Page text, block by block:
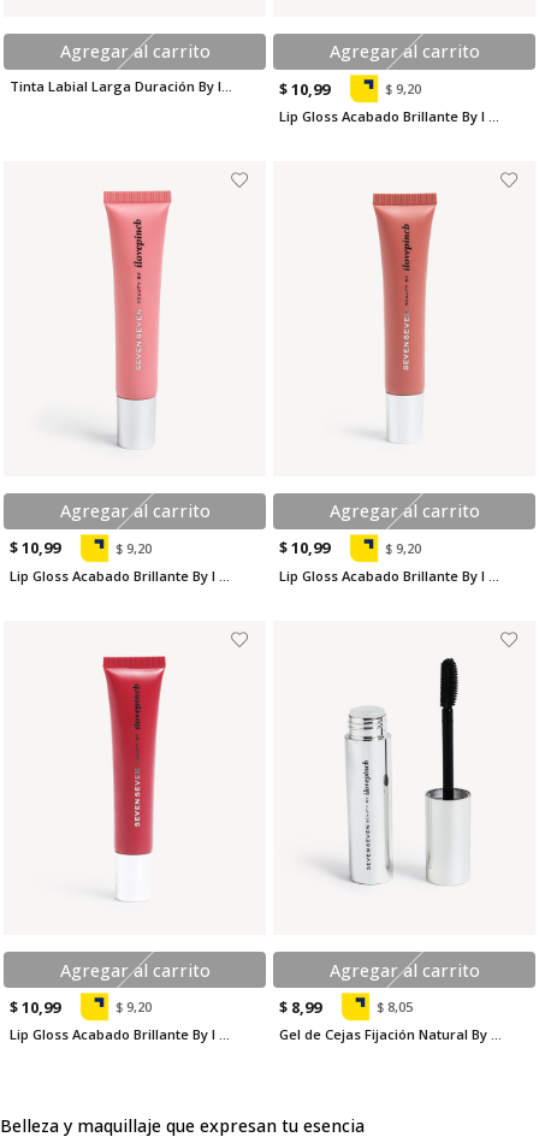
Agregar al carrito
Tinta Labial Larga Duración By I Love Pinch
Agregar al carrito
$ 10,99
$ 9,20
Lip Gloss Acabado Brillante By I Love Pinch
Agregar al carrito
$ 10,99
$ 9,20
Agregar al carrito
$ 10,99
$ 9,20
Agregar al carrito
$ 10,99
$ 9,20
Lip Gloss Acabado Brillante By I Love Pinch
Agregar al carrito
$ 8,99
$ 8,05
Gel de Cejas Fijación Natural By I Love Pinch
Belleza y maquillaje que expresan tu esencia